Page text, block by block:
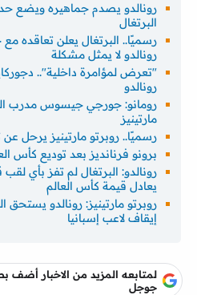
رونالدو يصدم جماهيره ويضع
البرتغال
رسميًا.. البرتغال يعلن
رونالدو لا يمثل مشكلة
"تعرض لمؤامرة داخلية"..
رونالدو
رومانو: جورجي جيسوس مدرب
مارتينيز
رسميًا.. روبرتو مارتينيز يرحل عن
برونو فرنانديز بعد توديع كأس
يعادل قيمة كأس العالم
روبرتو مارتينيز: رونالدو يستحق
إيقاف لاعب إسبانيا
لمتابعه المزيد من الاخبار
جوجل